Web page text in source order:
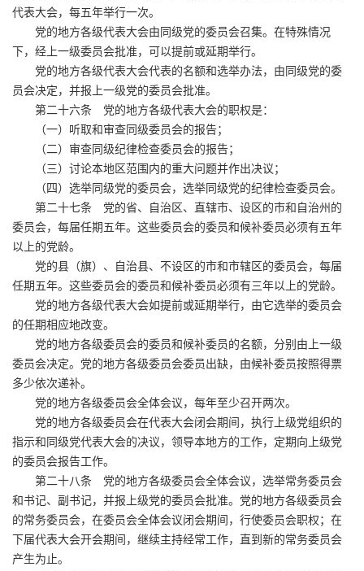
代表大会，每五年举行一次。
党的地方各级代表大会由同级党的委员会召集。在特殊情况
下，经上一级委员会批准，可以提前或延期举行。
党的地方各级代表大会代表的名额和选举办法，由同级党的委
员会决定，并报上一级党的委员会批准。
第二十六条 党的地方各级代表大会的职权是：
（一）听取和审查同级委员会的报告；
（二）审查同级纪律检查委员会的报告；
（三）讨论本地区范围内的重大问题并作出决议；
（四）选举同级党的委员会，选举同级党的纪律检查委员会。
第二十七条 党的省、自治区、直辖市、设区的市和自治州的
委员会，每届任期五年。这些委员会的委员和候补委员必须有五年
以上的党龄。
党的县（旗）、自治县、不设区的市和市辖区的委员会，每届
任期五年。这些委员会的委员和候补委员必须有三年以上的党龄。
党的地方各级代表大会如提前或延期举行，由它选举的委员会
的任期相应地改变。
党的地方各级委员会的委员和候补委员的名额，分别由上一级
委员会决定。党的地方各级委员会委员出缺，由候补委员按照得票
多少依次递补。
党的地方各级委员会全体会议，每年至少召开两次。
党的地方各级委员会在代表大会闭会期间，执行上级党组织的
指示和同级党代表大会的决议，领导本地方的工作，定期向上级党
的委员会报告工作。
第二十八条 党的地方各级委员会全体会议，选举常务委员会
和书记、副书记，并报上级党的委员会批准。党的地方各级委员会
的常务委员会，在委员会全体会议闭会期间，行使委员会职权；在
下届代表大会开会期间，继续主持经常工作，直到新的常务委员会
产生为止。